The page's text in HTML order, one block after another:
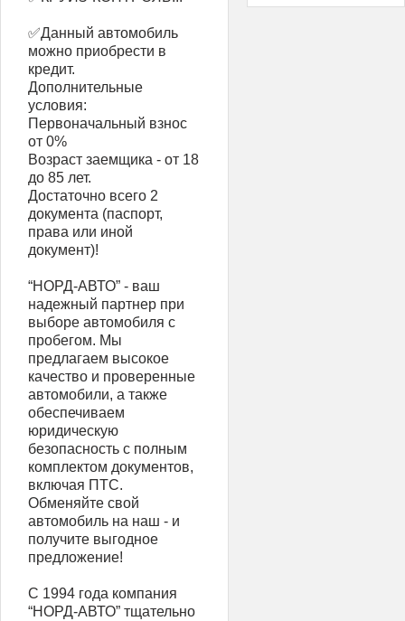
✅Данный автомобиль
можно приобрести в
кредит.
Дополнительные
условия:
Первоначальный взнос
от 0%
️Возраст заемщика - от 18
до 85 лет.
Достаточно всего 2
документа (паспорт,
права или иной
документ)!
“НОРД-АВТО” - ваш
надежный партнер при
выборе автомобиля с
пробегом. Мы
предлагаем высокое
качество и проверенные
автомобили, а также
обеспечиваем
юридическую
безопасность с полным
комплектом документов,
включая ПТС.
Обменяйте свой
автомобиль на наш - и
получите выгодное
предложение!
С 1994 года компания
“НОРД-АВТО” тщательно